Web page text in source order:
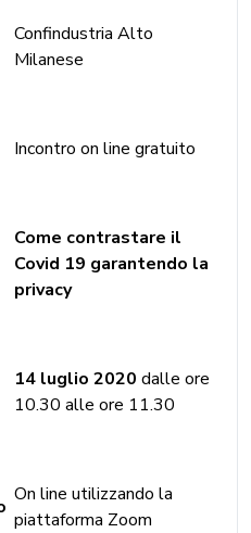
Confindustria Alto
Milanese
Incontro on line gratuito
Come contrastare il
Covid 19 garantendo la
privacy
14 luglio 2020 dalle ore
10.30 alle ore 11.30
On line utilizzando la
piattaforma Zoom